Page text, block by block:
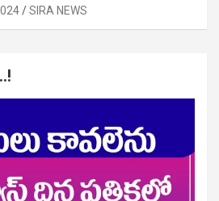
SIRA NEWS